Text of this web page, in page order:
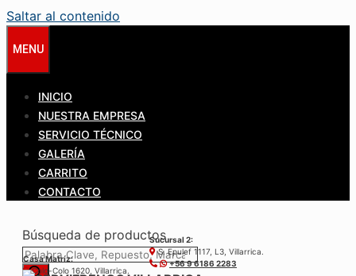
Saltar al contenido
MENU
INICIO
NUESTRA EMPRESA
SERVICIO TÉCNICO
GALERÍA
CARRITO
CONTACTO
Búsqueda de productos
Casa Matríz:
Colo-Colo 1620, Villarrica.
Sucursal 2:
S. Epulef 1117, L3, Villarrica.
+56 9 6186 2283